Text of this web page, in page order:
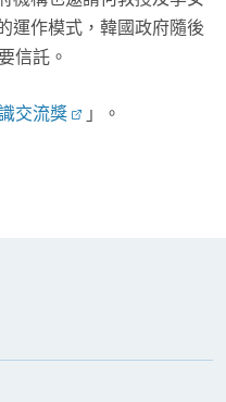
運作模式，韓國政府隨後
信託。
交流獎 」。